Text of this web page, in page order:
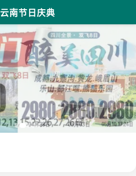
云南节日庆典